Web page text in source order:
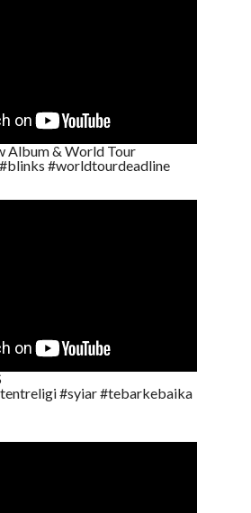
Album & World Tour
#worldtourdeadline
#syiar #tebarkebaika